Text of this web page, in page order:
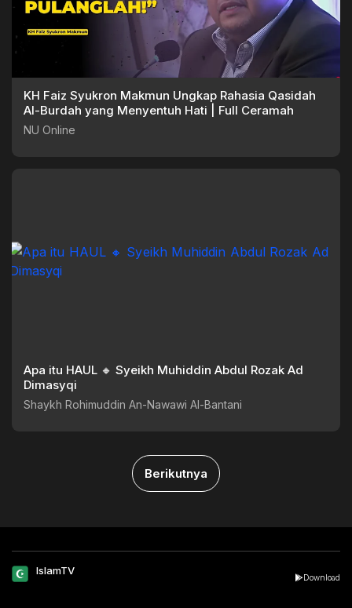
KH Faiz Syukron Makmun Ungkap Rahasia Qasidah
Al-Burdah yang Menyentuh Hati | Full Ceramah
NU Online
Apa itu HAUL 🔸 Syeikh Muhiddin Abdul Rozak Ad
Dimasyqi
Shaykh Rohimuddin An-Nawawi Al-Bantani
Berikutnya
IslamTV
Download